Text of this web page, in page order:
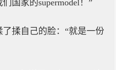
国家的supermodel！”
揉自己的脸：“就是一份